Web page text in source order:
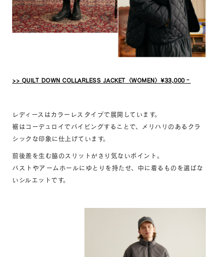
>> QUILT DOWN COLLARLESS JACKET〈WOMEN〉¥33,000‐
レディースはカラーレスタイプで展開しています。
裾はコーデュロイでパイピングすることで、メリハリのあるクラ
シックな印象に仕上げています。
前後差を生む脇のスリットがさり気ないポイント。
バストやアームホールにゆとりを持たせ、中に着るものを選ばな
いシルエットです。